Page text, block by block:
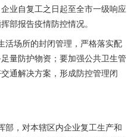
业自复工之日起至全市一级响应
部报告疫情防控情况。
活场所的封闭管理，严格落实配
量防护物资；要加强公共卫生管
通解决方案，形成防控管理闭
部，对本辖区内企业复工生产和